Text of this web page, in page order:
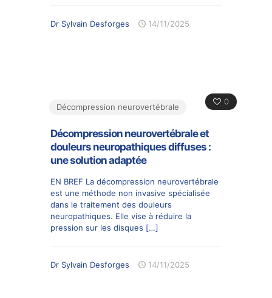
Dr Sylvain Desforges 14/11/2025
0
Décompression neurovertébrale
Décompression neurovertébrale et
douleurs neuropathiques diffuses :
une solution adaptée
EN BREF La décompression neurovertébrale
est une méthode non invasive spécialisée
dans le traitement des douleurs
neuropathiques. Elle vise à réduire la
pression sur les disques […]
Dr Sylvain Desforges 14/11/2025